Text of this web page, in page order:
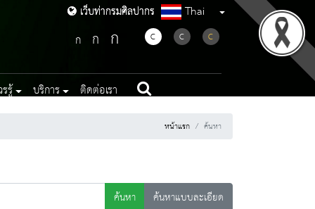
เว็บท่ากรมศิลปากร
เว็บท่ากรมศิลปากร Thai
ก ก ก C C C
รู้ บริการ ติดต่อเรา
หน้าแรก ค้นหา
ค้นหา ค้นหาแบบละเอียด